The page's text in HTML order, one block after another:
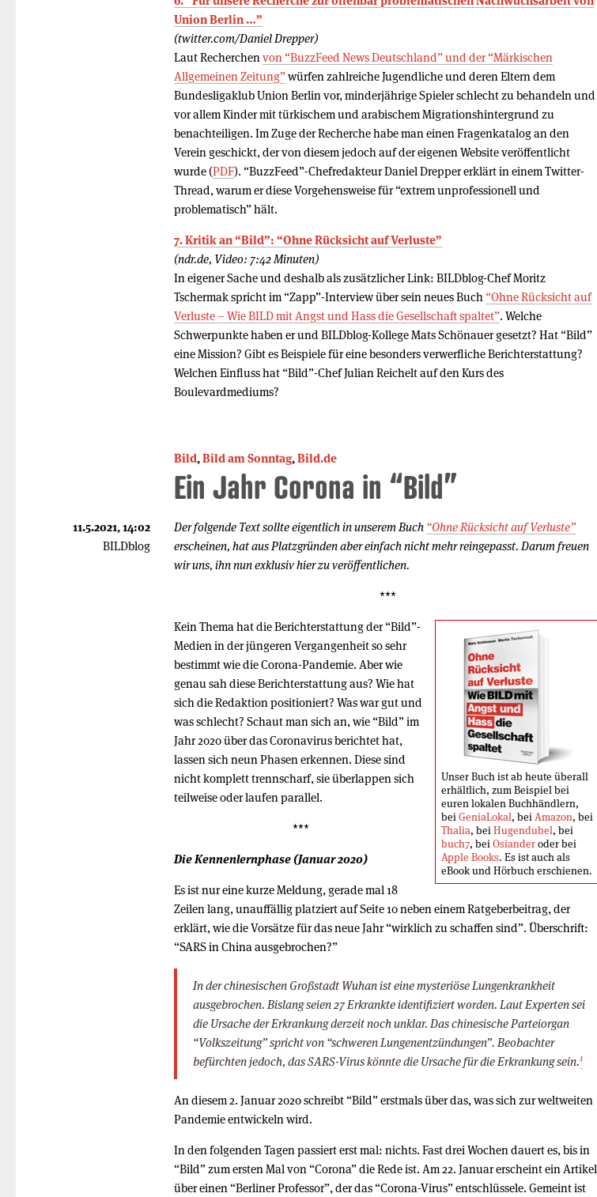
Union Berlin …”
(twitter.com/Daniel Drepper)
Laut Recherchen von “BuzzFeed News Deutschland” und der “Märkischen
Allgemeinen Zeitung”würfen zahlreiche Jugendliche und deren Eltern dem
Bundesligaklub Union Berlin vor, minderjährige Spieler schlecht zu behandeln und
vor allem Kinder mit türkischem und arabischem Migrationshintergrund zu
benachteiligen. Im Zuge der Recherche habe man einen Fragenkatalog an den
Verein geschickt, der von diesem jedoch auf der eigenen Website veröffentlicht
wurde (PDF). “BuzzFeed”-Chefredakteur Daniel Drepper erklärt in einem Twitter-
Thread, warum er diese Vorgehensweise für “extrem unprofessionell und
problematisch” hält.
7. Kritik an “Bild”: “Ohne Rücksicht auf Verluste”
(ndr.de, Video: 7:42 Minuten)
In eigener Sache und deshalb als zusätzlicher Link: BILDblog-Chef Moritz
Tschermak spricht im “Zapp”-Interview über sein neues Buch “Ohne Rücksicht auf
Verluste – Wie BILD mit Angst und Hass die Gesellschaft spaltet”. Welche
Schwerpunkte haben er und BILDblog-Kollege Mats Schönauer gesetzt? Hat “Bild”
eine Mission? Gibt es Beispiele für eine besonders verwerfliche Berichterstattung?
Welchen Einfluss hat “Bild”-Chef Julian Reichelt auf den Kurs des
Boulevardmediums?
Bild,Bild am Sonntag,Bild.de
Ein Jahr Corona in “Bild”
Der folgende Text sollte eigentlich in unserem Buch “Ohne Rücksicht auf Verluste”
erscheinen, hat aus Platzgründen aber einfach nicht mehr reingepasst. Darum freuen
wir uns, ihn nun exklusiv hier zu veröffentlichen.
***
Unser Buch ist ab heute überall
erhältlich, zum Beispiel bei
euren lokalen Buchhändlern,
beiGeniaLokal, beiAmazon, bei
Thalia, beiHugendubel, bei
buch7, beiOsianderoder bei
Apple Books. Es ist auch als
eBook und Hörbuch erschienen.
Kein Thema hat die Berichterstattung der “Bild”-
Medien in der jüngeren Vergangenheit so sehr
bestimmt wie die Corona-Pandemie. Aber wie
genau sah diese Berichterstattung aus? Wie hat
sich die Redaktion positioniert? Was war gut und
was schlecht? Schaut man sich an, wie “Bild” im
Jahr 2020 über das Coronavirus berichtet hat,
lassen sich neun Phasen erkennen. Diese sind
nicht komplett trennscharf, sie überlappen sich
teilweise oder laufen parallel.
***
Die Kennenlernphase (Januar 2020)
Es ist nur eine kurze Meldung, gerade mal 18
Zeilen lang, unauffällig platziert auf Seite 10 neben einem Ratgeberbeitrag, der
erklärt, wie die Vorsätze für das neue Jahr “wirklich zu schaffen sind”. Überschrift:
“SARS in China ausgebrochen?”
In der chinesischen Großstadt Wuhan ist eine mysteriöse Lungenkrankheit
ausgebrochen. Bislang seien 27 Erkrankte identifiziert worden. Laut Experten sei
die Ursache der Erkrankung derzeit noch unklar. Das chinesische Parteiorgan
“Volkszeitung” spricht von “schweren Lungenentzündungen”. Beobachter
befürchten jedoch, das SARS-Virus könnte die Ursache für die Erkrankung sein.1
An diesem 2. Januar 2020 schreibt “Bild” erstmals über das, was sich zur weltweiten
Pandemie entwickeln wird.
In den folgenden Tagen passiert erst mal: nichts. Fast drei Wochen dauert es, bis in
“Bild” zum ersten Mal von “Corona” die Rede ist. Am 22. Januar erscheint ein Artikel
über einen “Berliner Professor”, der das “Corona-Virus” entschlüssele. Gemeint ist
11.5.2021, 14:02
BILDblog